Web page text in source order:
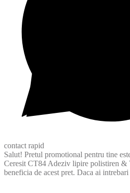
contact rapid
Salut! Pretul promotional pentru tine
Ceresit CT84 Adeziv lipire polistiren &
beneficia de acest pret. Daca ai